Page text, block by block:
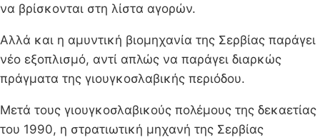
να βρίσκονται στη λίστα αγορών.
Αλλά και η αμυντική βιομηχανία της Σερβίας παράγει
νέο εξοπλισμό, αντί απλώς να παράγει διαρκώς
πράγματα της γιουγκοσλαβικής περιόδου.
Μετά τους γιουγκοσλαβικούς πολέμους της δεκαετίας
του 1990, η στρατιωτική μηχανή της Σερβίας